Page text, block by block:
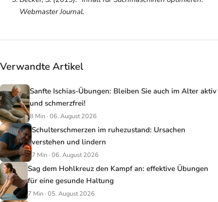
Webmaster Journal.
Verwandte Artikel
Sanfte Ischias-Übungen: Bleiben Sie auch im Alter aktiv
und schmerzfrei!
8 Min · 06. August 2026
Schulterschmerzen im ruhezustand: Ursachen
verstehen und lindern
7 Min · 06. August 2026
Sag dem Hohlkreuz den Kampf an: effektive Übungen
für eine gesunde Haltung
7 Min · 05. August 2026